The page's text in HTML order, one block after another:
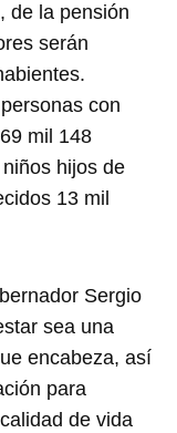
de la pensión
serán
con
mil 148
hijos de
13 mil
Sergio
sea una
encabeza, así
para
de vida